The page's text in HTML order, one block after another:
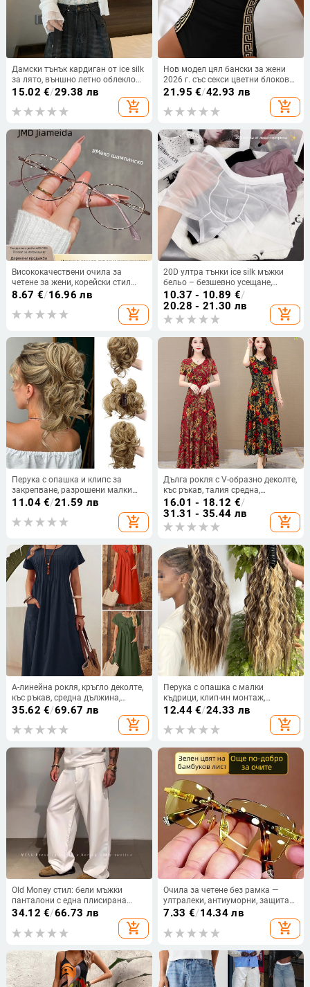
Дамски тънък кардиган от ice silk
за лято, външно летно облекло
със шал, за дребен ръст, изискан
15.02 €/29.38 лв
add_shopping_cart
Нов модел цял бански за жени
2026 г. със секси цветни блокове
и стилни детайли
21.95 €/42.93 лв
add_shopping_cart
Висококачествени очила за
четене за жени, корейски стил
златиста метална рамка котешко
8.67 €/16.96 лв
add_shopping_cart
20D ултра тънки ice silk мъжки
бельо – безшевно усещане,
бързосъхнещо, средна талия,
едноцветни боксерки
10.37 - 10.89 €/
20.28 - 21.30 лв
add_shopping_cart
Перука с опашка и клипс за
закрепване, разрошени малки
къдрици, модел FY219, високо
подходяща за дами
11.04€/21.59 лв
add_shopping_cart
Дълга рокля с V-образно деколте,
къс ръкав, талия средна,
принтирана полиестерна тъкан,
пола с широк силует.
16.01 - 18.12 €/
31.31 - 35.44 лв
add_shopping_cart
A-линейна рокля, кръгло деколте,
къс ръкав, средна дължина,
китайски стил литературно ретро
35.62 €/69.67 лв
add_shopping_cart
Перука с опашка с малки
къдрици, клип-ин монтаж,
Европейски и Американски стил,
за дами • Материал на косата:
термоустойчива нишка •
механизъм • Не може да се
боядисва
12.44€/24.33 лв
add_shopping_cart
Old Money стил: бели мъжки
панталони с една плисирана
гънка, свободен крой и широки
крачоли, антибръчков плат
34.12 €/66.73 лв
add_shopping_cart
Очила за четене без рамка —
ултралеки, антиуморни, защита
за очите с висока резолюция, за
7.33 €/14.34 лв
add_shopping_cart